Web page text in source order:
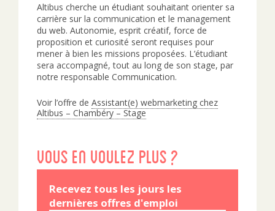
Altibus cherche un étudiant souhaitant orienter sa
carrière sur la communication et le management
du web. Autonomie, esprit créatif, force de
proposition et curiosité seront requises pour
mener à bien les missions proposées. L’étudiant
sera accompagné, tout au long de son stage, par
notre responsable Communication.
Voir l’offre de Assistant(e) webmarketing chez
Altibus – Chambéry – Stage
Vous en voulez plus ?
Recevez tous les jours les
dernières offres d'emploi